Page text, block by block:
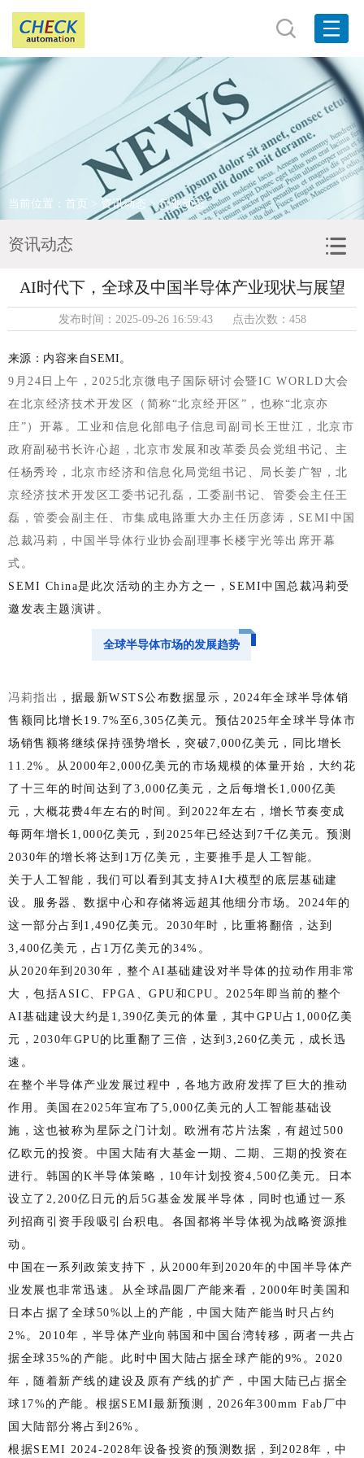
网站首页
产品展示
联系我们
当前位置： 首页 > 资讯动态 > 行业动态
资讯动态
AI时代下，全球及中国半导体产业现状与展望
发布时间：2025-09-26 16:59:43 点击次数：458
来源：内容来自SEMI。
9月24日上午，2025北京微电子国际研讨会暨IC WORLD大会
在北京经济技术开发区（简称“北京经开区”，也称“北京亦
庄”）开幕。工业和信息化部电子信息司副司长王世江，北京市
政府副秘书长许心超，北京市发展和改革委员会党组书记、主
任杨秀玲，北京市经济和信息化局党组书记、局长姜广智，北
京经济技术开发区工委书记孔磊，工委副书记、管委会主任王
磊，管委会副主任、市集成电路重大办主任历彦涛，SEMI中国
总裁冯莉，中国半导体行业协会副理事长楼宇光等出席开幕
式。
SEMI China是此次活动的主办方之一，SEMI中国总裁冯莉受
邀发表主题演讲。
全球半导体市场的发展趋势
冯莉指出 ，据最新WSTS公布数据显示，2024年全球半导体销
售额同比增长19.7%至6,305亿美元。预估2025年全球半导体市
场销售额将继续保持强势增长，突破7,000亿美元，同比增长
11.2%。从2000年2,000亿美元的市场规模的体量开始，大约花
了十三年的时间达到了3,000亿美元，之后每增长1,000亿美
元，大概花费4年左右的时间。到2022年左右，增长节奏变成
每两年增长1,000亿美元，到2025年已经达到7千亿美元。预测
2030年的增长将达到1万亿美元，主要推手是人工智能。
关于人工智能，我们可以看到其支持AI大模型的底层基础建
设。服务器、数据中心和存储将远超其他细分市场。2024年的
这一部分占到1,490亿美元。2030年时，比重将翻倍，达到
3,400亿美元，占1万亿美元的34%。
从2020年到2030年，整个AI基础建设对半导体的拉动作用非常
大，包括ASIC、FPGA、GPU和CPU。2025年即当前的整个
AI基础建设大约是1,390亿美元的体量，其中GPU占1,000亿美
元，2030年GPU的比重翻了三倍，达到3,260亿美元，成长迅
速。
在整个半导体产业发展过程中，各地方政府发挥了巨大的推动
作用。美国在2025年宣布了5,000亿美元的人工智能基础设
施，这也被称为星际之门计划。欧洲有芯片法案，有超过500
亿欧元的投资。中国大陆有大基金一期、二期、三期的投资在
进行。韩国的K半导体策略，10年计划投资4,500亿美元。日本
设立了2,200亿日元的后5G基金发展半导体，同时也通过一系
列招商引资手段吸引台积电。各国都将半导体视为战略资源推
动。
中国在一系列政策支持下，从2000年到2020年的中国半导体产
业发展也非常迅速。从全球晶圆厂产能来看，2000年时美国和
日本占据了全球50%以上的产能，中国大陆产能当时只占约
2%。2010年，半导体产业向韩国和中国台湾转移，两者一共占
据全球35%的产能。此时中国大陆占据全球产能的9%。2020
年，随着新产线的建设及原有产线的扩产，中国大陆已占据全
球17%的产能。根据SEMI最新预测，2026年300mm Fab厂中
国大陆部分将占到26%。
根据SEMI 2024-2028年设备投资的预测数据，到2028年，中